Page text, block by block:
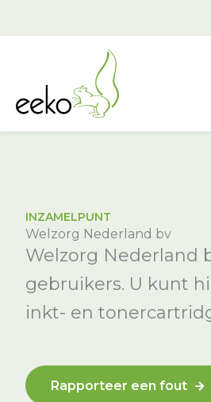
INZAMELPUNT
Welzorg Nederland bv
Welzorg Nederland
gebruikers. U kunt
inkt- en
Rapporteer een fout